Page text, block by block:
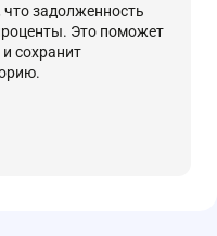
что задолженность
Это поможет
сохранит